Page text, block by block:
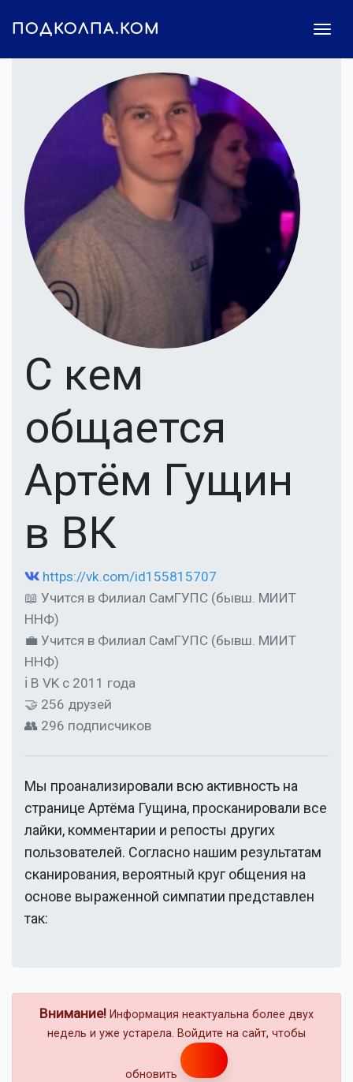
ПОДКОЛПА.КОМ
С кем
общается
Артём Гущин
в ВК
https://vk.com/id155815707
📖 Учится в Филиал СамГУПС (бывш. МИИТ
ННФ)
💼 Учится в Филиал СамГУПС (бывш. МИИТ
ННФ)
ℹ В VK с 2011 года
🤝 256 друзей
👥 296 подписчиков
Мы проанализировали всю активность на
странице Артёма Гущина, просканировали все
лайки, комментарии и репосты других
пользователей. Согласно нашим результатам
сканирования, вероятный круг общения на
основе выраженной симпатии представлен
так:
Внимание! Информация неактуальна более двух
недель и уже устарела. Войдите на сайт, чтобы
обновить